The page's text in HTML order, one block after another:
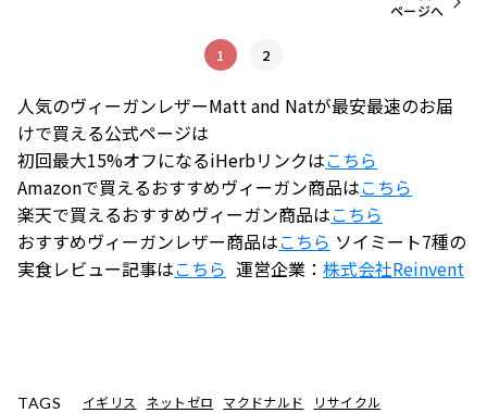
1 2
ページへ
人気のヴィーガンレザーMatt and Natが最安最速のお届
けで買える公式ページは
初回最大15%オフになるiHerbリンクはこちら
Amazonで買えるおすすめヴィーガン商品はこちら
楽天で買えるおすすめヴィーガン商品はこちら
おすすめヴィーガンレザー商品はこちら ソイミート7種の
実食レビュー記事はこちら 運営企業： 株式会社Reinvent
TAGS イギリス ネットゼロ マクドナルド リサイクル